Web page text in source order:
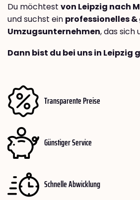
Du möchtest von Leipzig nach
und suchst ein professionelles
Umzugsunternehmen, das sich
Dann bist du bei uns in Leipzig
Transparente Preise
Günstiger Service
Schnelle Abwicklung